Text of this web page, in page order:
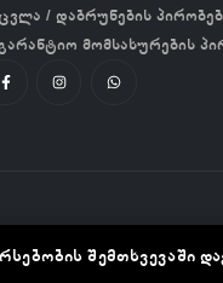
/ დაბრუნების
მომსახურების
შემთხვევაში